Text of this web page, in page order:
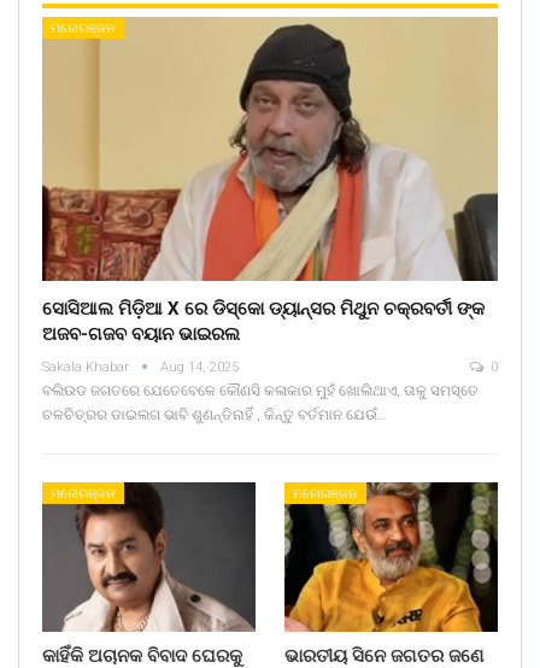
ମନୋରଞ୍ଜନ
ସୋସିଆଲ ମିଡ଼ିଆ X ରେ ଡିସ୍କୋ ଡ୍ୟାନ୍ସର ମିଥୁନ ଚକ୍ରବର୍ତୀ ଙ୍କ
ଅଜବ-ଗଜବ ବୟାନ ଭାଇରଲ
Sakala Khabar Aug 14, 2025 0
ବଲିଉଡ ଜଗତରେ ଯେତେବେଳେ କୌଣସି କଳାକାର ମୁହଁ ଖୋଲିଥାଏ, ତାକୁ ସମସ୍ତେ
ଚଳଚିତ୍ରର ଡାଇଲଗ ଭାବି ଶୁଣନ୍ତିନାହିଁ , କିନ୍ତୁ ବର୍ତମାନ ଯେଉଁ…
ମନୋରଞ୍ଜନ
କାହିଁକି ଅଚାନକ ବିବାଦ ଘେରକୁ
ମନୋରଞ୍ଜନ
ଭାରତୀୟ ସିନେ ଜଗତର ଜଣେ